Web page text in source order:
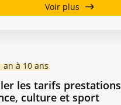
Voir plus
an à 10 ans
les tarifs prestations
culture et sport